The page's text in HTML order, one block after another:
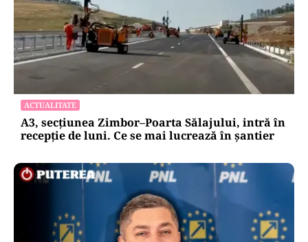
ACTUALITATE
A3, secțiunea Zimbor–Poarta Sălajului, intră în
recepție de luni. Ce se mai lucrează în șantier